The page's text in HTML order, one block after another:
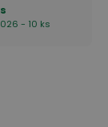
- 10 ks